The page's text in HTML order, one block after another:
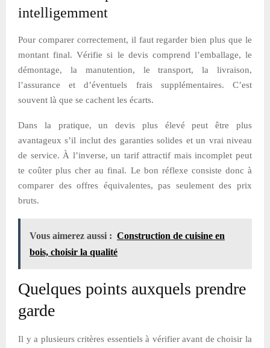
intelligemment
Pour comparer correctement, il faut regarder bien plus que le
montant final. Vérifie si le devis comprend l’emballage, le
démontage, la manutention, le transport, la livraison,
l’assurance et d’éventuels frais supplémentaires. C’est
souvent là que se cachent les écarts.
Dans la pratique, un devis plus élevé peut être plus
avantageux s’il inclut des garanties solides et un vrai niveau
de service. À l’inverse, un tarif attractif mais incomplet peut
te coûter plus cher au final. Le bon réflexe consiste donc à
comparer des offres équivalentes, pas seulement des prix
bruts.
Vous aimerez aussi : Construction de cuisine en
bois, choisir la qualité
Quelques points auxquels prendre
garde
Il y a plusieurs critères essentiels à vérifier avant de choisir la